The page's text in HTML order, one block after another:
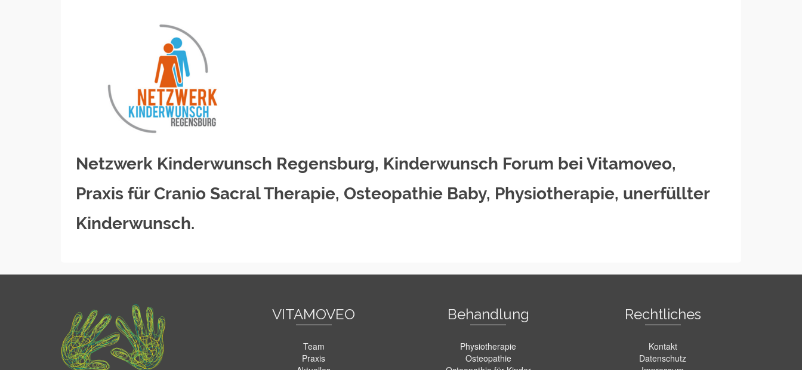
Netzwerk Kinderwunsch Regensburg, Kinderwunsch Forum bei Vitamoveo,
Praxis für Cranio Sacral Therapie, Osteopathie Baby, Physiotherapie, unerfüllter
Kinderwunsch.
VITAMOVEO
Team
Praxis
Behandlung
Physiotherapie
Osteopathie
Rechtliches
Kontakt
Datenschutz